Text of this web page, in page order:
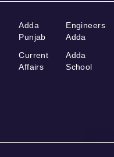
Adda
Punjab
Current
Affairs
Engineers
Adda
Adda
School